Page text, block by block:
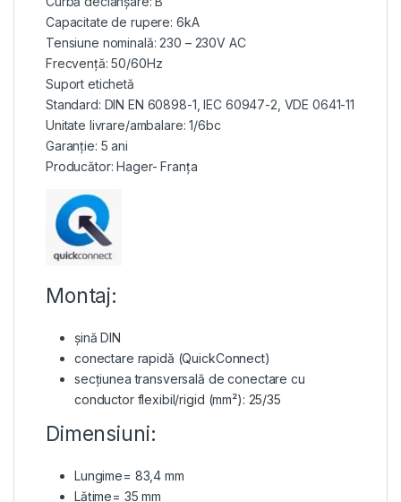
Capacitate de rupere: 6kA
Tensiune nominală: 230 – 230V AC
Frecvență: 50/60Hz
Suport etichetă
Standard: DIN EN 60898-1, IEC 60947-2, VDE 0641-11
Unitate livrare/ambalare: 1/6bc
Garanție: 5 ani
Producător: Hager- Franța
Montaj:
șină DIN
conectare rapidă (QuickConnect)
secțiunea transversală de conectare cu
conductor flexibil/rigid (mm²): 25/35
Dimensiuni:
Lungime= 83,4 mm
Lățime= 35 mm